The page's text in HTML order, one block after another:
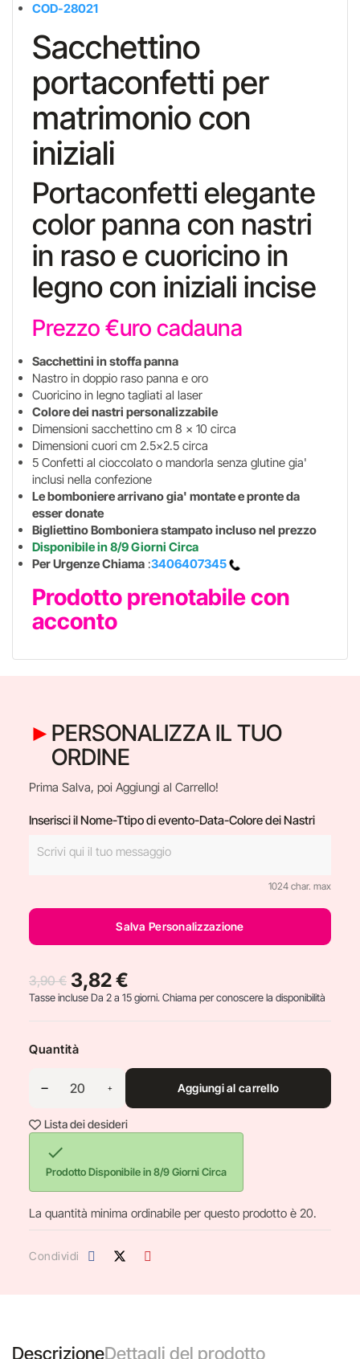
COD-28021
Sacchettino
portaconfetti per
matrimonio con
iniziali
Portaconfetti elegante
color panna con nastri
in raso e cuoricino in
legno con iniziali incise
Prezzo €uro cadauna
Sacchettini in stoffa panna
Nastro in doppio raso panna e oro
Cuoricino in legno tagliati al laser
Colore dei nastri personalizzabile
Dimensioni sacchettino cm 8 x 10 circa
Dimensioni cuori cm 2.5x2.5 circa
5 Confetti al cioccolato o mandorla senza glutine gia'
inclusi nella confezione
Le bomboniere arrivano gia' montate e pronte da
esser donate
Bigliettino Bomboniera stampato incluso nel prezzo
Disponibile in 8/9 Giorni Circa
Per Urgenze Chiama :3406407345
Prodotto prenotabile con
acconto
PERSONALIZZA IL TUO
ORDINE
Prima Salva, poi Aggiungi al Carrello!
Inserisci il Nome-Ttipo di evento-Data-Colore dei Nastri
1024 char. max
Salva Personalizzazione
3,90 € 3,82 €
Tasse incluseDa 2 a 15 giorni. Chiama per conoscere la disponibilità
Quantità
Aggiungi al carrello
Lista dei desideri

Prodotto Disponibile in 8/9 Giorni Circa
La quantità minima ordinabile per questo prodotto è 20.
Condividi
DescrizioneDettagli del prodotto